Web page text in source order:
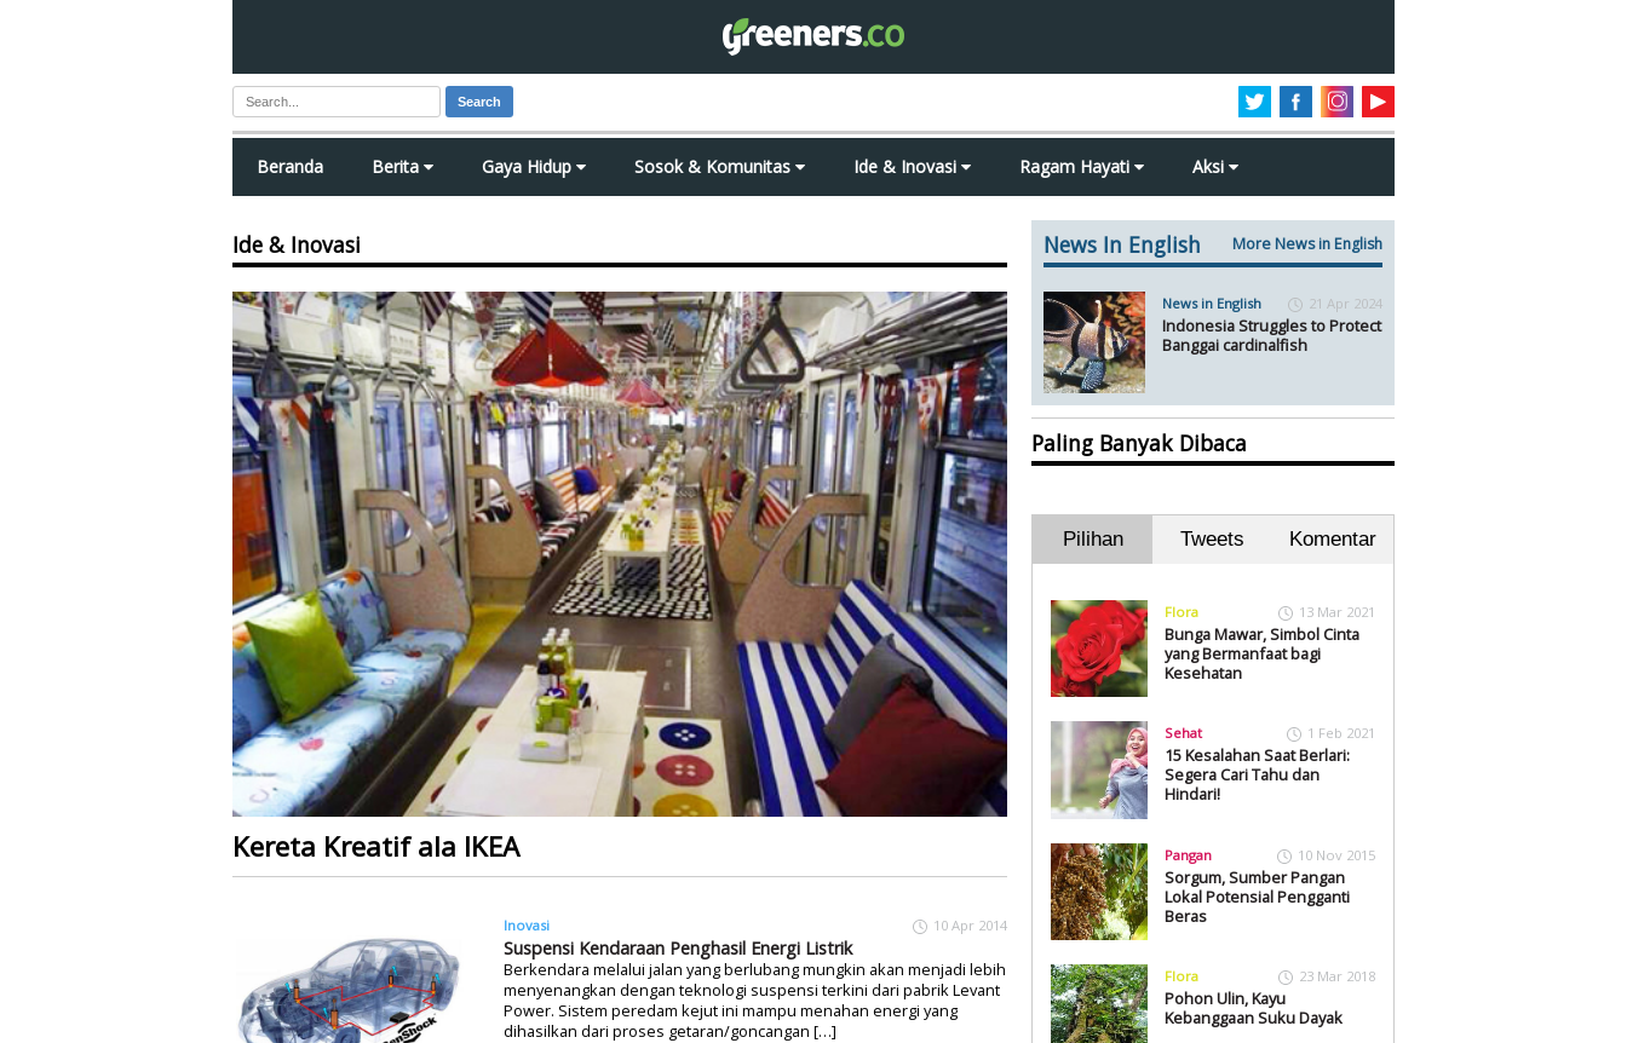
Search
Beranda Berita Gaya Hidup Sosok & Komunitas Ide & Inovasi Ragam Hayati Aksi
Ide & Inovasi
Kereta Kreatif ala IKEA
Inovasi 10 Apr 2014
Suspensi Kendaraan Penghasil Energi Listrik
Berkendara melalui jalan yang berlubang mungkin akan menjadi lebih
menyenangkan dengan teknologi suspensi terkini dari pabrik Levant
Power. Sistem peredam kejut ini mampu menahan energi yang
dihasilkan dari proses getaran/goncangan […]
News In English More News in English
News in English 21 Apr 2024
Indonesia Struggles to Protect
Banggai cardinalfish
Paling Banyak Dibaca
Pilihan Tweets Komentar
Flora 13 Mar 2021
Bunga Mawar, Simbol Cinta
yang Bermanfaat bagi
Kesehatan
Sehat 1 Feb 2021
15 Kesalahan Saat Berlari:
Segera Cari Tahu dan
Hindari!
Pangan 10 Nov 2015
Sorgum, Sumber Pangan
Lokal Potensial Pengganti
Beras
Flora 23 Mar 2018
Pohon Ulin, Kayu
Kebanggaan Suku Dayak